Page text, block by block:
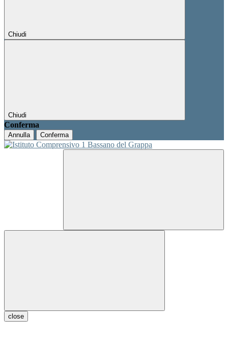
Chiudi
Chiudi
Conferma
Annulla Conferma
close